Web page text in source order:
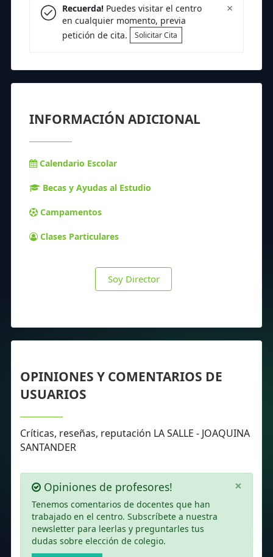
×
Recuerda!Puedes visitar el centro
en cualquier momento, previa
petición de cita.
Solicitar Cita
INFORMACIÓN ADICIONAL
Calendario Escolar
Becas y Ayudas al Estudio
Campamentos
Clases Particulares
Soy Director
OPINIONES Y COMENTARIOS DE
USUARIOS
Críticas, reseñas, reputación LA SALLE - JOAQUINA
SANTANDER
×
Opiniones de profesores!
Tenemos comentarios de docentes que han
trabajado en el centro. Subscríbete a nuestra
newsletter para leerlas y preguntarles tus
dudas sobre elección de colegio.